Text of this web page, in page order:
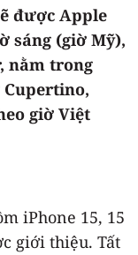
được Apple
sáng (giờ Mỹ),
nằm trong
giờ Việt
iPhone 15, 15
giới thiệu. Tất